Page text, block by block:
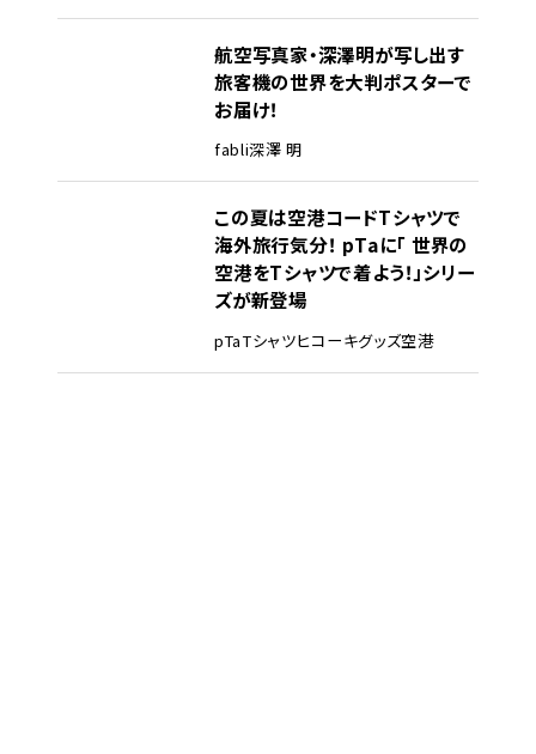
航空写真家・深澤明が写し出す
旅客機の世界を大判ポスターで
お届け！
fabli深澤 明
この夏は空港コードTシャツで
海外旅行気分！ pTaに「 世界の
空港をTシャツで着よう！」シリー
ズが新登場
pTaTシャツヒコーキグッズ空港